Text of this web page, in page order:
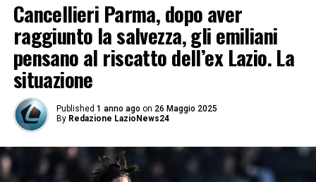
Cancellieri Parma, dopo aver
raggiunto la salvezza, gli emiliani
pensano al riscatto dell’ex Lazio. La
situazione
Published 1 anno ago on 26 Maggio 2025
By Redazione LazioNews24